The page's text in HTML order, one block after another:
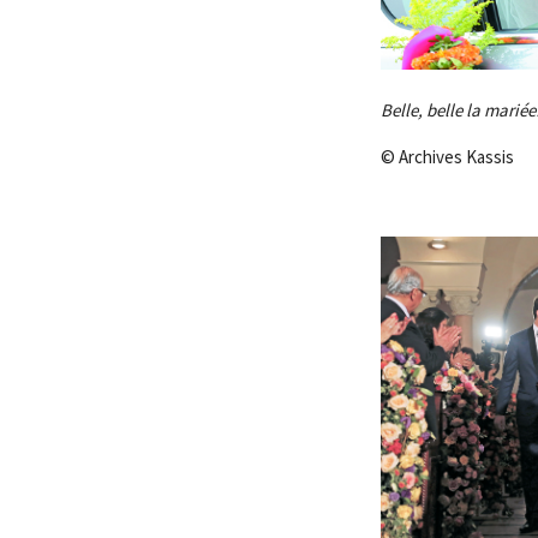
Belle, belle la
© Archives Kassis